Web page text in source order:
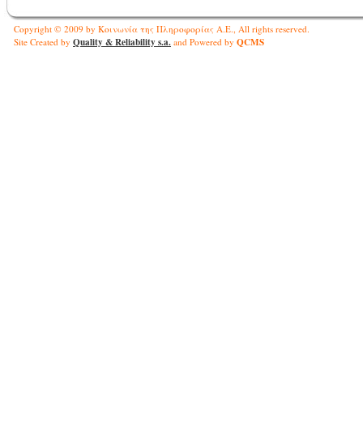
Copyright © 2009 by Κοινωνία της Πληροφορίας Α.Ε., All rights reserved.
Site Created by Quality & Reliability s.a. and Powered by QCMS